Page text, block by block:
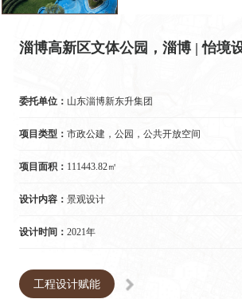
淄博高新区文体公园，淄博 | 怡境
委托单位： 山东淄博新东升集团
项目类型： 市政公建，公园，公共开放空间
项目面积： 111443.82㎡
设计内容： 景观设计
设计时间： 2021年
工程设计赋能